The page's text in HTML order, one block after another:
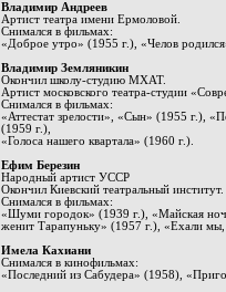
Владимир Андреев
Артист театра имени Ермоловой.
Снимался в фильмах:
«Доброе утро» (1955 г.), «Челов
Владимир Земляникин
Окончил школу-студию МХАТ.
Артист московского театра-студии
Снимался в фильмах:
«Аттестат зрелости», «Сын» (1955 г.),
(1959 г.),
«Голоса нашего квартала» (1960 г.).
Ефим Березин
Народный артист УССР
Окончил Киевский театральный институт.
Снимался в фильмах:
«Шуми городок» (1939 г.), «Майская
женит Тарапуньку» (1957 г.), «Ехали мы,
Имела Кахиани
Снимался в кинофильмах:
«Последний из Сабудера» (1958),